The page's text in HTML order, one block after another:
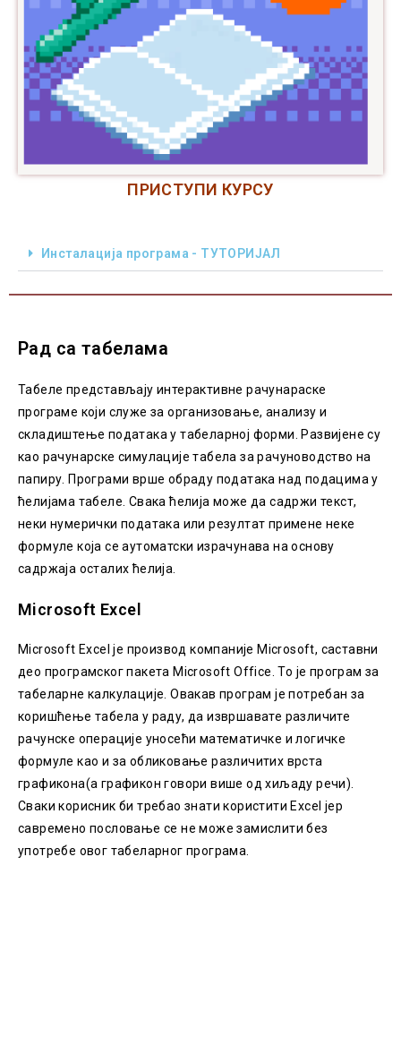
ПРИСТУПИ КУРСУ
Инсталација програма - ТУТОРИЈАЛ
Рад са табелама
Табеле представљају интерактивне рачунараске
програме који служе за организовање, анализу и
складиштење података у табеларној форми. Развијене су
као рачунарске симулације табела за рачуноводство на
папиру. Програми врше обраду података над подацима у
ћелијама табеле. Свака ћелија може да садржи текст,
неки нумерички података или резултат примене неке
формуле која се аутоматски израчунава на основу
садржаја осталих ћелија.
Microsoft Excel
Microsoft Excel је производ компаније Microsoft, саставни
део програмског пакета Microsoft Office. То је програм за
табеларне калкулације. Овакав програм је потребан за
коришћење табела у раду, да извршавате различите
рачунске операције уносећи математичке и логичке
формуле као и за обликовање различитих врста
графикона(а графикон говори више од хиљаду речи).
Сваки корисник би требао знати користити Excel јер
савремено пословање се не може замислити без
употребе овог табеларног програма.